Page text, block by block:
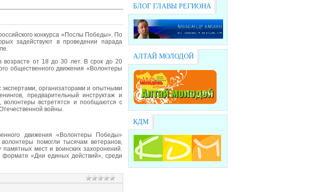
БЛОГ ГЛАВЫ РЕГИОНА
АЛТАЙ МОЛОДОЙ
КДМ
конкурса «Послы Победы». По
задействуют в проведении парада
возрасте от 18 до 30 лет. В срок до 20
общественного движения «Волонтеры
организаторами и опытными
предварительный инструктаж и
встретятся и пообщаются с
войны.
движения «Волонтеры Победы»
помогли тысячам ветеранов,
мест и воинских захоронений.
формате «Дни единых действий», среди